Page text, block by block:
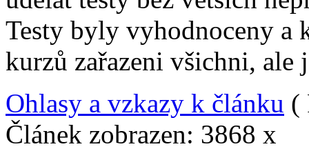
Testy byly vyhodnoceny a
kurzů zařazeni všichni, ale
Ohlasy a vzkazy k článku (
Článek zobrazen: 3868 x